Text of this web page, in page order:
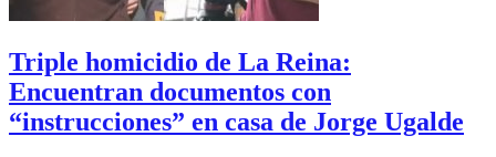
Triple homicidio de La Reina:
Encuentran documentos con
“instrucciones” en casa de Jorge Ugalde